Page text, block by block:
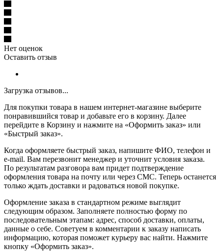
Нет оценок
Оставить отзыв
Загрузка отзывов...
Для покупки товара в нашем интернет-магазине выберите
понравившийся товар и добавьте его в корзину. Далее
перейдите в Корзину и нажмите на «Оформить заказ» или
«Быстрый заказ».
Когда оформляете быстрый заказ, напишите ФИО, телефон и
e-mail. Вам перезвонит менеджер и уточнит условия заказа.
По результатам разговора вам придет подтверждение
оформления товара на почту или через СМС. Теперь останется
только ждать доставки и радоваться новой покупке.
Оформление заказа в стандартном режиме выглядит
следующим образом. Заполняете полностью форму по
последовательным этапам: адрес, способ доставки, оплаты,
данные о себе. Советуем в комментарии к заказу написать
информацию, которая поможет курьеру вас найти. Нажмите
кнопку «Оформить заказ».